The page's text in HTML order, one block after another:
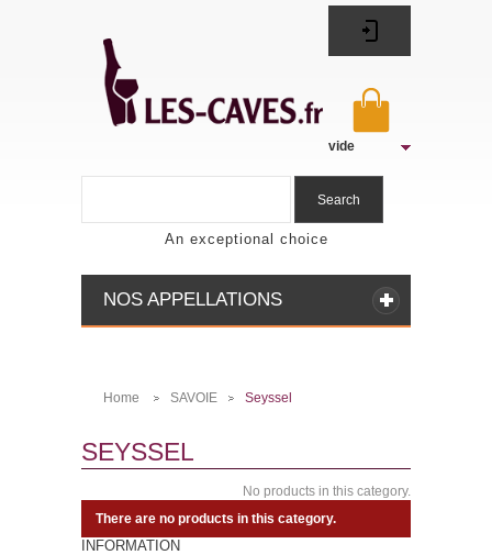
An exceptional choice
vide
NOS APPELLATIONS
Search
Home
SAVOIE
Seyssel
SEYSSEL
No products in this category.
There are no products in this category.
INFORMATION